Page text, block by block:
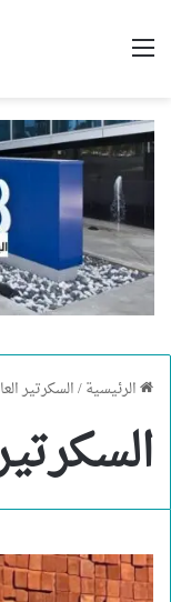
القائمة
الرئيسية/السكرتير